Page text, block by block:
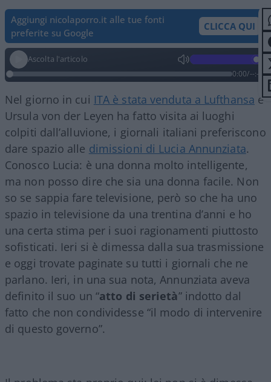
Aggiungi nicolaporro.it alle tue fonti
preferite su Google
CLICCA QUI
Ascolta l'articolo
0:00/--:--
Nel giorno in cui ITA è stata venduta a Lufthansa e
Ursula von der Leyen ha fatto visita ai luoghi
colpiti dall’alluvione, i giornali italiani preferiscono
dare spazio alle dimissioni di Lucia Annunziata.
Conosco Lucia: è una donna molto intelligente,
ma non posso dire che sia una donna facile. Non
so se sappia fare televisione, però so che ha uno
spazio in televisione da una trentina d’anni e ho
una certa stima per i suoi ragionamenti piuttosto
sofisticati. Ieri si è dimessa dalla sua trasmissione
e oggi trovate paginate su tutti i giornali che ne
parlano. Ieri, in una sua nota, Annunziata aveva
definito il suo un “atto di serietà” indotto dal
fatto che non condividesse “il modo di intervenire
di questo governo”.